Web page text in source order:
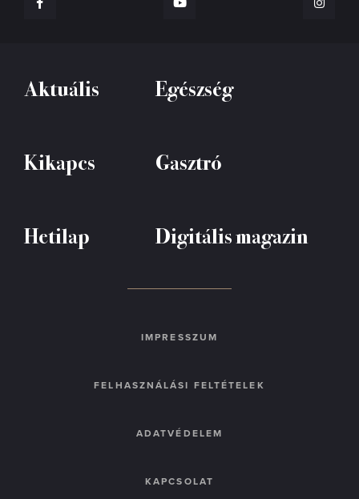
Aktuális Egészség
Kikapcs Gasztró
Hetilap Digitális magazin
IMPRESSZUM
FELHASZNÁLÁSI FELTÉTELEK
ADATVÉDELEM
KAPCSOLAT